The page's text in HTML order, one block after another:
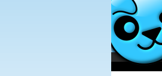
Skip to Content